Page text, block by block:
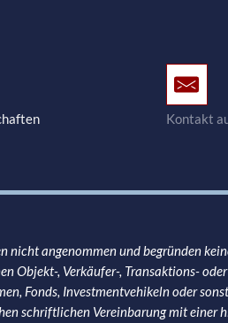
E-
Kontakt
nicht angenommen und begründen
Objekt-, Verkäufer-, Transaktions- oder
Fonds, Investmentvehikeln oder
schriftlichen Vereinbarung mit einer